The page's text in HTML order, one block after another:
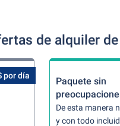
de alquiler
por día
Paquete sin
De esta manera
y con todo